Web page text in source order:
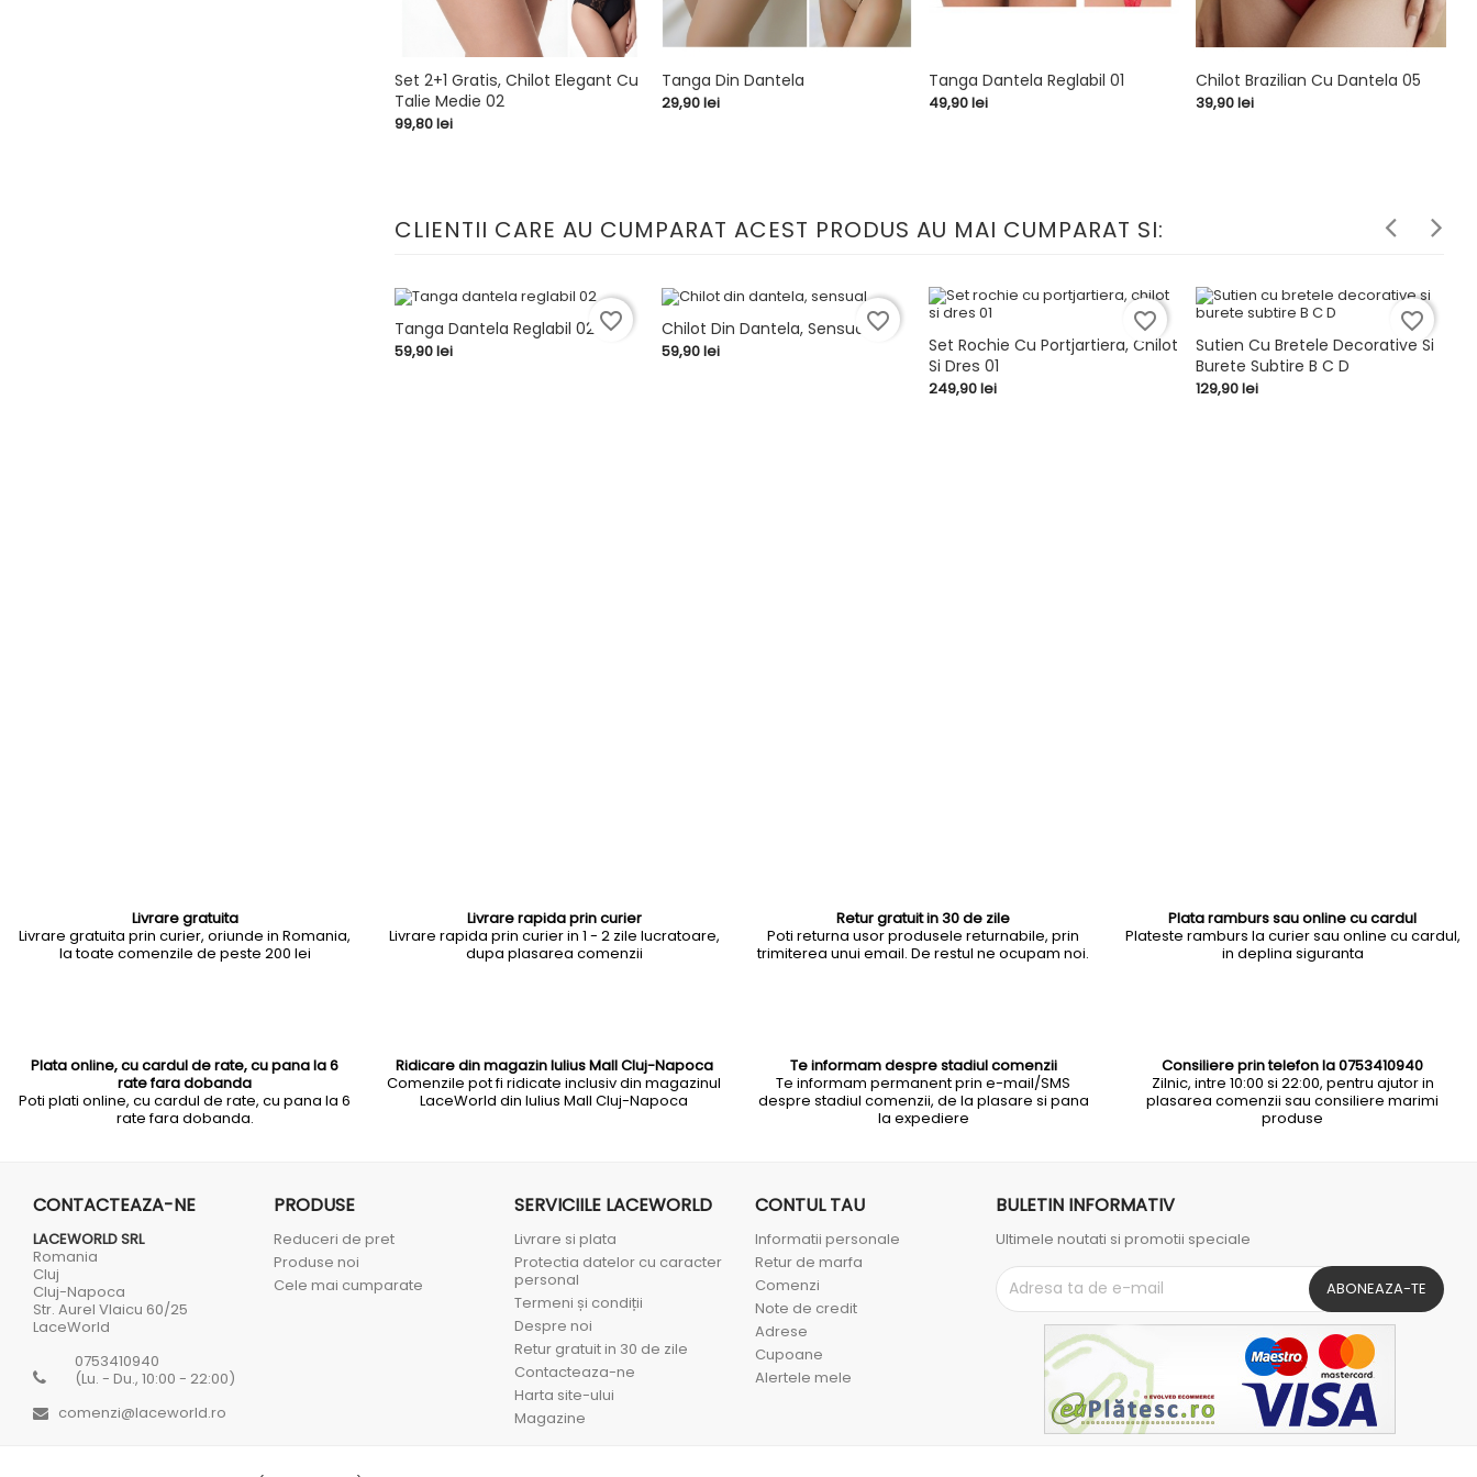
Set 2+1 Gratis, Chilot Elegant Cu
Talie Medie 02
Pret
99,80 lei
shopping_cart
Tanga Din Dantela
Pret
29,90 lei
shopping_cart
Tanga Dantela Reglabil 01
Pret
49,90 lei
shopping_cart
Chilot Brazilian Cu Dantela 05
Pret
39,90 lei
shopping_cart
CLIENTII CARE AU CUMPARAT ACEST PRODUS AU MAI CUMPARAT SI:
Tanga Dantela Reglabil 02
Pret
59,90 lei
shopping_cart
favorite_border Chilot Din Dantela, Sensual
Pret
59,90 lei
shopping_cart
favorite_border
Set Rochie Cu Portjartiera, Chilot
Si Dres 01
Pret
249,90 lei
GRATUITA
favorite_border
Sutien Cu Bretele Decorative Si
Burete Subtire B C D
Pret
129,90 lei
shopping_cart 
favorite_border
Livrare gratuita
Livrare gratuita prin curier, oriunde in Romania,
la toate comenzile de peste 200 lei
Livrare rapida prin curier
Livrare rapida prin curier in 1 - 2 zile lucratoare,
dupa plasarea comenzii
Retur gratuit in 30 de zile
Poti returna usor produsele returnabile, prin
trimiterea unui email. De restul ne ocupam noi.
Plata ramburs sau online cu cardul
Plateste ramburs la curier sau online cu cardul,
in deplina siguranta
Plata online, cu cardul de rate, cu pana la 6
rate fara dobanda
Poti plati online, cu cardul de rate, cu pana la 6
rate fara dobanda.
Ridicare din magazin Iulius Mall Cluj-Napoca
Comenzile pot fi ridicate inclusiv din magazinul
LaceWorld din Iulius Mall Cluj-Napoca
Te informam despre stadiul comenzii
Te informam permanent prin e-mail/SMS
despre stadiul comenzii, de la plasare si pana
la expediere
Consiliere prin telefon la 0753410940
Zilnic, intre 10:00 si 22:00, pentru ajutor in
plasarea comenzii sau consiliere marimi
produse
CONTACTEAZA-NE
LACEWORLD SRL
Romania
Cluj
Cluj-Napoca
Str. Aurel Vlaicu 60/25
LaceWorld
0753410940
(Lu. - Du., 10:00 - 22:00)
comenzi@laceworld.ro
PRODUSE
Reduceri de pret
Produse noi
Cele mai cumparate
SERVICIILE LACEWORLD
Livrare si plata
Protectia datelor cu caracter
personal
Termeni și condiții
Despre noi
Retur gratuit in 30 de zile
Contacteaza-ne
Harta site-ului
Magazine
CONTUL TAU
Informatii personale
Retur de marfa
Comenzi
Note de credit
Adrese
Cupoane
Alertele mele
BULETIN INFORMATIV
Ultimele noutati si promotii speciale